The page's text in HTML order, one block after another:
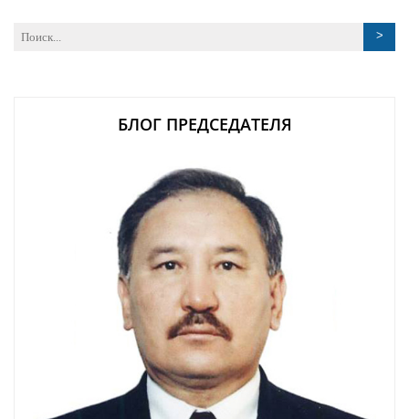
БЛОГ ПРЕДСЕДАТЕЛЯ